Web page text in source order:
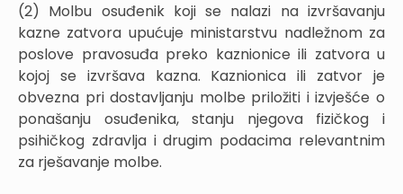
(2) Molbu osuđenik koji se nalazi na izvršavanju
kazne zatvora upućuje ministarstvu nadležnom za
poslove pravosuđa preko kaznionice ili zatvora u
kojoj se izvršava kazna. Kaznionica ili zatvor je
obvezna pri dostavljanju molbe priložiti i izvješće o
ponašanju osuđenika, stanju njegova fizičkog i
psihičkog zdravlja i drugim podacima relevantnim
za rješavanje molbe.